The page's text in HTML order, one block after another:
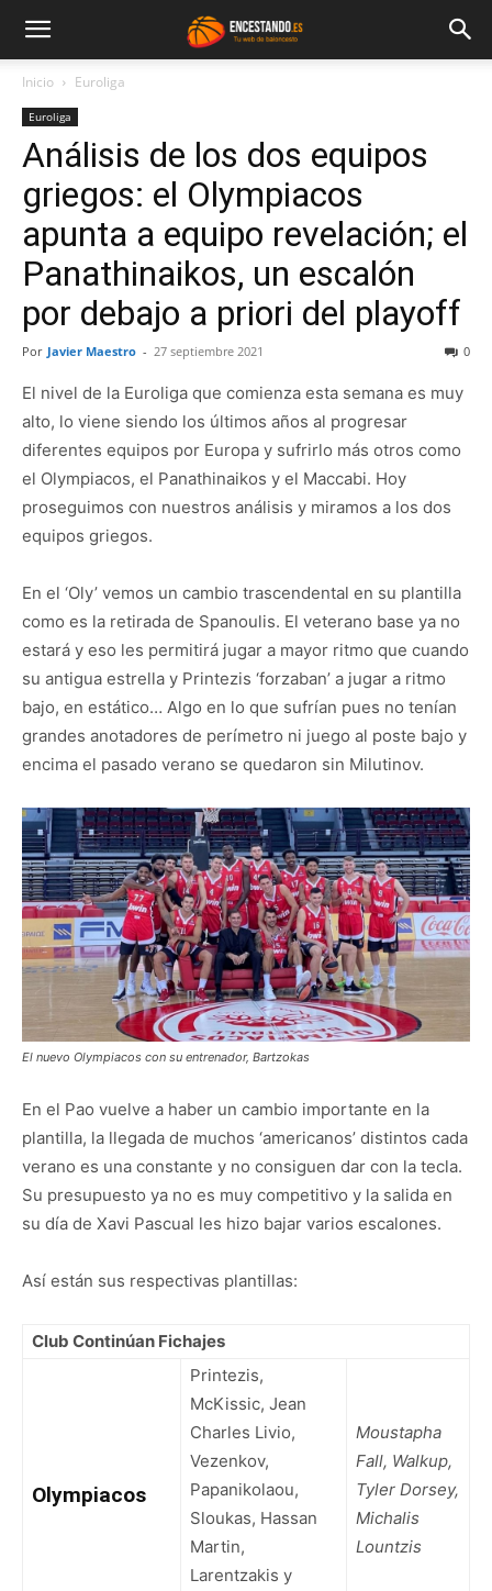
Inicio Euroliga
Euroliga
Análisis de los dos equipos
griegos: el Olympiacos
apunta a equipo revelación; el
Panathinaikos, un escalón
por debajo a priori del playoff
Por Javier Maestro - 27 septiembre 2021 0
El nivel de la Euroliga que comienza esta semana es muy
alto, lo viene siendo los últimos años al progresar
diferentes equipos por Europa y sufrirlo más otros como
el Olympiacos, el Panathinaikos y el Maccabi. Hoy
proseguimos con nuestros análisis y miramos a los dos
equipos griegos.
En el ‘Oly’ vemos un cambio trascendental en su plantilla
como es la retirada de Spanoulis. El veterano base ya no
estará y eso les permitirá jugar a mayor ritmo que cuando
su antigua estrella y Printezis ‘forzaban’ a jugar a ritmo
bajo, en estático… Algo en lo que sufrían pues no tenían
grandes anotadores de perímetro ni juego al poste bajo y
encima el pasado verano se quedaron sin Milutinov.
El nuevo Olympiacos con su entrenador, Bartzokas
En el Pao vuelve a haber un cambio importante en la
plantilla, la llegada de muchos ‘americanos’ distintos cada
verano es una constante y no consiguen dar con la tecla.
Su presupuesto ya no es muy competitivo y la salida en
su día de Xavi Pascual les hizo bajar varios escalones.
Así están sus respectivas plantillas:
Club Continúan Fichajes
Olympiacos
Printezis,
McKissic, Jean
Charles Livio,
Vezenkov,
Papanikolaou,
Sloukas, Hassan
Martin,
Larentzakis y
Moustapha
Fall, Walkup,
Tyler Dorsey,
Michalis
Lountzis